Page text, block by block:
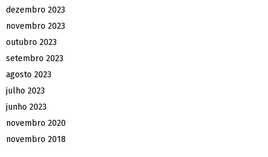
dezembro 2023
novembro 2023
outubro 2023
setembro 2023
agosto 2023
julho 2023
junho 2023
novembro 2020
novembro 2018